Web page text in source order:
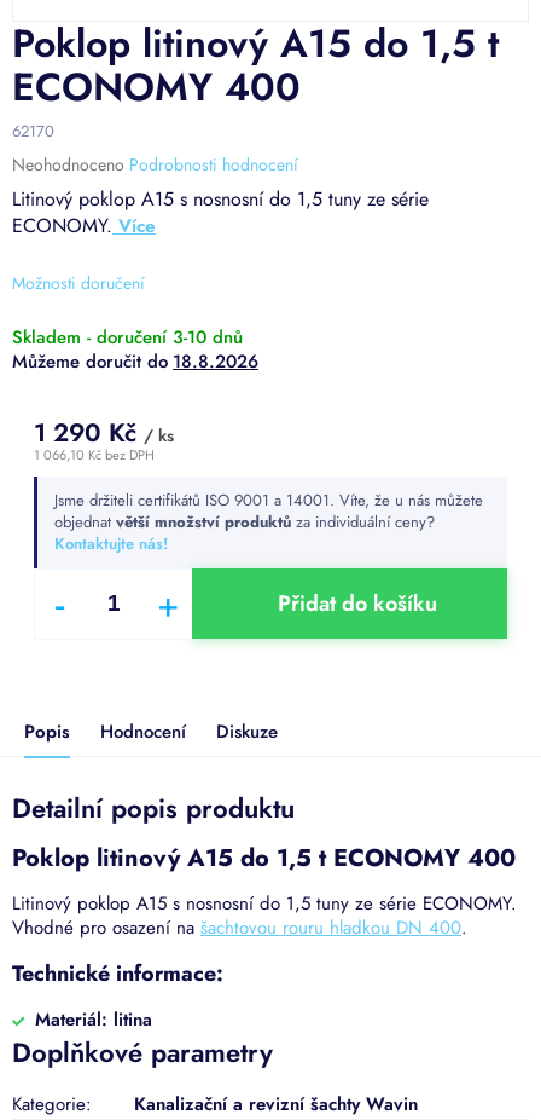
Možnosti doručení
Litinový poklop A15 s nosnosní do 1,5 tuny ze série
ECONOMY.
Poklop litinový A15 do 1,5 t
ECONOMY 400
62170
Průměrné
hodnocení
produktu
je
z
hvězdiček.
Neohodnoceno Podrobnosti hodnocení
Skladem - doručení 3-10 dnů
18.8.2026
1 290 Kč / ks
1 066,10 Kč bez DPH
cena:Jsme držiteli certifikátů ISO 9001 a 14001. Víte, že u nás můžete
objednat větší množství produktů za individuální ceny?
Kontaktujte nás!
Přidat do košíku
Popis Hodnocení Diskuze
Detailní popis produktu
Poklop litinový A15 do 1,5 t ECONOMY 400
Litinový poklop A15 s nosnosní do 1,5 tuny ze série ECONOMY.
Vhodné pro osazení na šachtovou rouru hladkou DN 400.
Technické informace:
Materiál: litina
Doplňkové parametry
Kategorie:
Kanalizační a revizní šachty Wavin